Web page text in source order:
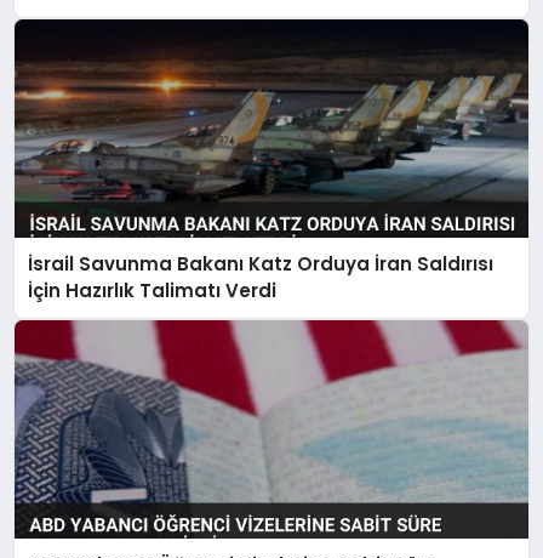
İsrail Savunma Bakanı Katz Orduya İran Saldırısı
İçin Hazırlık Talimatı Verdi